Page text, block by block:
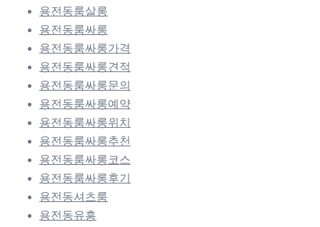
용전동룸살롱
용전동룸싸롱
용전동룸싸롱가격
용전동룸싸롱견적
용전동룸싸롱문의
용전동룸싸롱예약
용전동룸싸롱위치
용전동룸싸롱추천
용전동룸싸롱코스
용전동룸싸롱후기
용전동셔츠룸
용전동유흥